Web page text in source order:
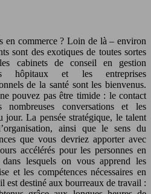
en commerce ? Loin de là – environ
sont des exotiques de toutes sortes
cabinets de conseil en gestion
hôpitaux et les entreprises
de la santé sont les bienvenus.
pouvez pas être timide : le contact
conversations et les
jour. La pensée stratégique, le talent
ainsi que le sens du
que vous devriez apporter avec
accélérés pour les personnes en
dans lesquels on vous apprend les
et les compétences nécessaires en
est destiné aux bourreaux de travail :